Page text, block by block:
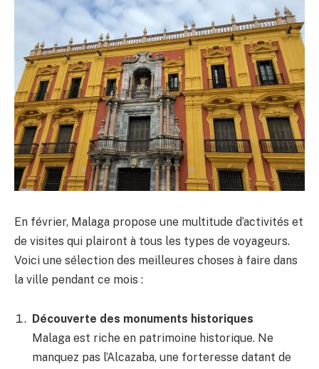
En février, Malaga propose une multitude d’activités et
de visites qui plairont à tous les types de voyageurs.
Voici une sélection des meilleures choses à faire dans
la ville pendant ce mois :
Découverte des monuments historiques
Malaga est riche en patrimoine historique. Ne
manquez pas l’Alcazaba, une forteresse datant de